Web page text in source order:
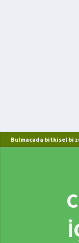
Bulmacada bitkisel bi